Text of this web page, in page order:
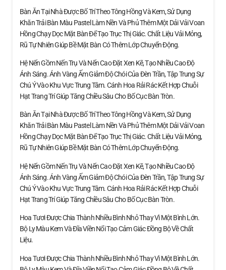
Bàn Ăn Tại Nhà Được Bố Trí Theo Tông Hồng Và Kem, Sử Dụng
Khăn Trải Bàn Màu Pastel Làm Nền Và Phủ Thêm Một Dải Vải Voan
Hồng Chạy Dọc Mặt Bàn Để Tạo Trục Thị Giác. Chất Liệu Vải Mỏng,
Rũ Tự Nhiên Giúp Bề Mặt Bàn Có Thêm Lớp Chuyển Động.
Hệ Nến Gồm Nến Trụ Và Nến Cao Đặt Xen Kẽ, Tạo Nhiều Cao Độ
Ánh Sáng. Ánh Vàng Ấm Giảm Độ Chói Của Đèn Trần, Tập Trung Sự
Chú Ý Vào Khu Vực Trung Tâm. Cánh Hoa Rải Rác Kết Hợp Chuỗi
Hạt Trang Trí Giúp Tăng Chiều Sâu Cho Bố Cục Bàn Tròn.
Bàn Ăn Tại Nhà Được Bố Trí Theo Tông Hồng Và Kem, Sử Dụng
Khăn Trải Bàn Màu Pastel Làm Nền Và Phủ Thêm Một Dải Vải Voan
Hồng Chạy Dọc Mặt Bàn Để Tạo Trục Thị Giác. Chất Liệu Vải Mỏng,
Rũ Tự Nhiên Giúp Bề Mặt Bàn Có Thêm Lớp Chuyển Động.
Hệ Nến Gồm Nến Trụ Và Nến Cao Đặt Xen Kẽ, Tạo Nhiều Cao Độ
Ánh Sáng. Ánh Vàng Ấm Giảm Độ Chói Của Đèn Trần, Tập Trung Sự
Chú Ý Vào Khu Vực Trung Tâm. Cánh Hoa Rải Rác Kết Hợp Chuỗi
Hạt Trang Trí Giúp Tăng Chiều Sâu Cho Bố Cục Bàn Tròn.
Hoa Tươi Được Chia Thành Nhiều Bình Nhỏ Thay Vì Một Bình Lớn.
Bộ Ly Màu Kem Và Đĩa Viền Nổi Tạo Cảm Giác Đồng Bộ Về Chất
Liệu.
Hoa Tươi Được Chia Thành Nhiều Bình Nhỏ Thay Vì Một Bình Lớn.